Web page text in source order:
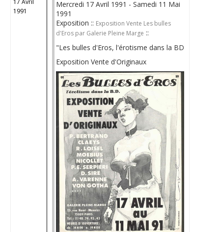
17 Avril
1991
Mercredi 17 Avril 1991 - Samedi 11 Mai
1991
Exposition :: Exposition Vente Les bulles
d'Eros par Galerie Pleine Marge ::
"Les bulles d'Eros, l'érotisme dans la BD
Exposition Vente d'Originaux